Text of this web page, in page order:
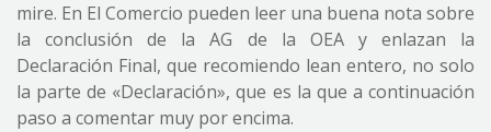
mire. En El Comercio pueden leer una buena nota sobre
la conclusión de la AG de la OEA y enlazan la
Declaración Final, que recomiendo lean entero, no solo
la parte de «Declaración», que es la que a continuación
paso a comentar muy por encima.